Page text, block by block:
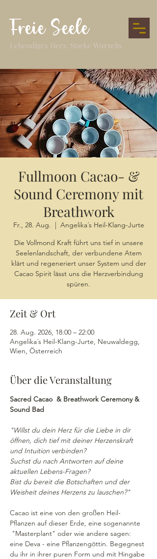
Freie Seele
Lebendiges Herz. Starke Wurzeln.
Fullmoon Cacao- &
Sound Ceremony mit
Breathwork
Fr., 28. Aug.
  |
Angelika´s Heil-Klang-Jurte
Die Vollmond Kraft führt uns tief in unsere
Seelenlandschaft, der verbundene Atem
klärt und regeneriert unser System und der
Cacao Spirit lässt uns die Herzverbindung
spüren.
Zeit & Ort
28. Aug. 2026, 18:00 – 22:00
Angelika´s Heil-Klang-Jurte, Neuwaldegg,
Wien, Österreich
Über die Veranstaltung
Sacred Cacao  & Breathwork Ceremony &
Sound Bad
"Willst du dein Herz für die Liebe in dir
öffnen, dich tief mit deiner Herzenskraft
und Intuition verbinden?
Suchst du nach Antworten auf deine
aktuellen Lebens-Fragen?
Bist du bereit die Botschaften und der
Weisheit deines Herzens zu lauschen?"
Cacao ist eine von den großen Heil-
Pflanzen auf dieser Erde, eine sogenannte
"Masterplant" oder wie andere sagen:
eine Deva - eine Pflanzengöttin. Begegnest
du ihr in ihrer puren Form und mit Hingabe